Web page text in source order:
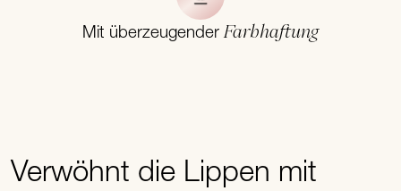
Mit überzeugenderFarbhaftung
Verwöhnt die Lippen mit